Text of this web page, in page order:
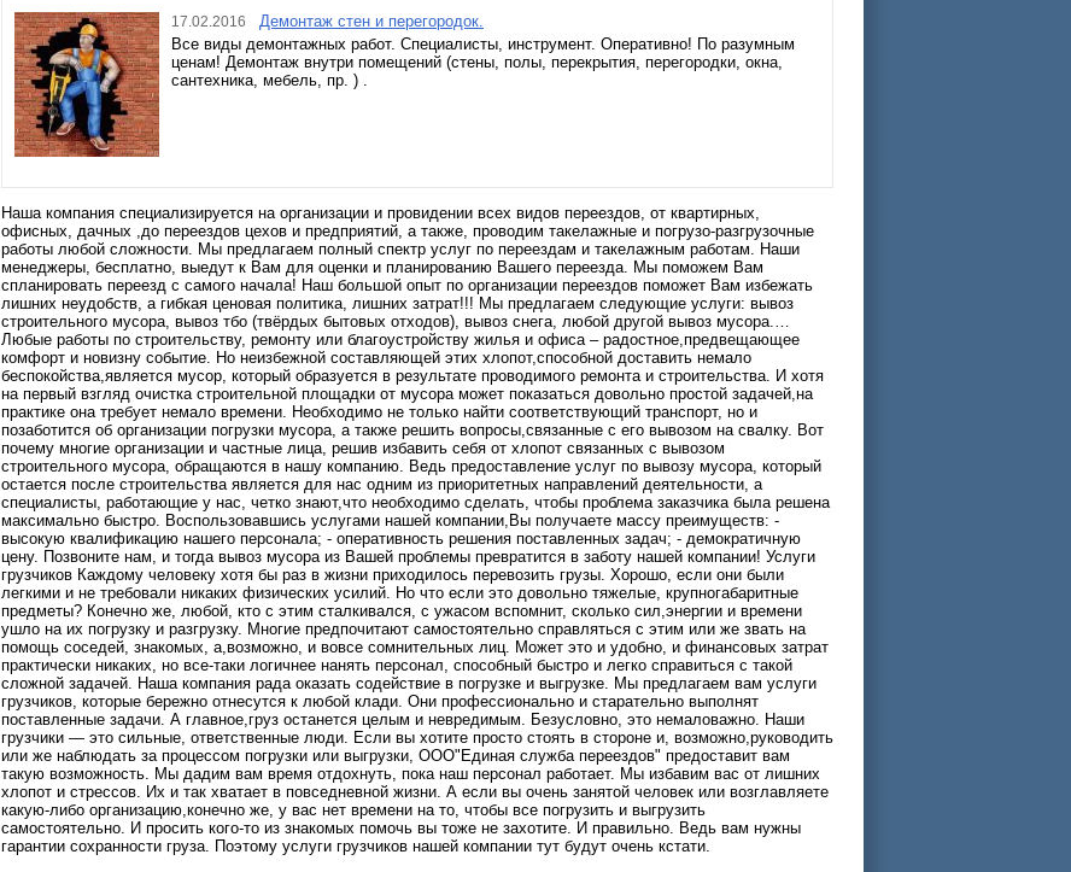
17.02.2016
Демонтаж стен и перегородок.
Все виды демонтажных работ. Специалисты, инструмент. Оперативно! По разумным
ценам! Демонтаж внутри помещений (стены, полы, перекрытия, перегородки, окна,
сантехника, мебель, пр. ) .
Наша компания специализируется на организации и провидении всех видов переездов, от квартирных,
офисных, дачных ,до переездов цехов и предприятий, а также, проводим такелажные и погрузо-разгрузочные
работы любой сложности. Мы предлагаем полный спектр услуг по переездам и такелажным работам. Наши
менеджеры, бесплатно, выедут к Вам для оценки и планированию Вашего переезда. Мы поможем Вам
спланировать переезд с самого начала! Наш большой опыт по организации переездов поможет Вам избежать
лишних неудобств, а гибкая ценовая политика, лишних затрат!!! Мы предлагаем следующие услуги: вывоз
строительного мусора, вывоз тбо (твёрдых бытовых отходов), вывоз снега, любой другой вывоз мусора.…
Любые работы по строительству, ремонту или благоустройству жилья и офиса – радостное,предвещающее
комфорт и новизну событие. Но неизбежной составляющей этих хлопот,способной доставить немало
беспокойства,является мусор, который образуется в результате проводимого ремонта и строительства. И хотя
на первый взгляд очистка строительной площадки от мусора может показаться довольно простой задачей,на
практике она требует немало времени. Необходимо не только найти соответствующий транспорт, но и
позаботится об организации погрузки мусора, а также решить вопросы,связанные с его вывозом на свалку. Вот
почему многие организации и частные лица, решив избавить себя от хлопот связанных с вывозом
строительного мусора, обращаются в нашу компанию. Ведь предоставление услуг по вывозу мусора, который
остается после строительства является для нас одним из приоритетных направлений деятельности, а
специалисты, работающие у нас, четко знают,что необходимо сделать, чтобы проблема заказчика была решена
максимально быстро. Воспользовавшись услугами нашей компании,Вы получаете массу преимуществ: -
высокую квалификацию нашего персонала; - оперативность решения поставленных задач; - демократичную
цену. Позвоните нам, и тогда вывоз мусора из Вашей проблемы превратится в заботу нашей компании! Услуги
грузчиков Каждому человеку хотя бы раз в жизни приходилось перевозить грузы. Хорошо, если они были
легкими и не требовали никаких физических усилий. Но что если это довольно тяжелые, крупногабаритные
предметы? Конечно же, любой, кто с этим сталкивался, с ужасом вспомнит, сколько сил,энергии и времени
ушло на их погрузку и разгрузку. Многие предпочитают самостоятельно справляться с этим или же звать на
помощь соседей, знакомых, а,возможно, и вовсе сомнительных лиц. Может это и удобно, и финансовых затрат
практически никаких, но все-таки логичнее нанять персонал, способный быстро и легко справиться с такой
сложной задачей. Наша компания рада оказать содействие в погрузке и выгрузке. Мы предлагаем вам услуги
грузчиков, которые бережно отнесутся к любой клади. Они профессионально и старательно выполнят
поставленные задачи. А главное,груз останется целым и невредимым. Безусловно, это немаловажно. Наши
грузчики — это сильные, ответственные люди. Если вы хотите просто стоять в стороне и, возможно,руководить
или же наблюдать за процессом погрузки или выгрузки, ООО"Единая служба переездов" предоставит вам
такую возможность. Мы дадим вам время отдохнуть, пока наш персонал работает. Мы избавим вас от лишних
хлопот и стрессов. Их и так хватает в повседневной жизни. А если вы очень занятой человек или возглавляете
какую-либо организацию,конечно же, у вас нет времени на то, чтобы все погрузить и выгрузить
самостоятельно. И просить кого-то из знакомых помочь вы тоже не захотите. И правильно. Ведь вам нужны
гарантии сохранности груза. Поэтому услуги грузчиков нашей компании тут будут очень кстати.